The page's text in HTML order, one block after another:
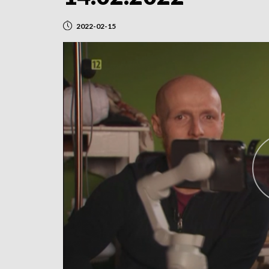
2022-02-15